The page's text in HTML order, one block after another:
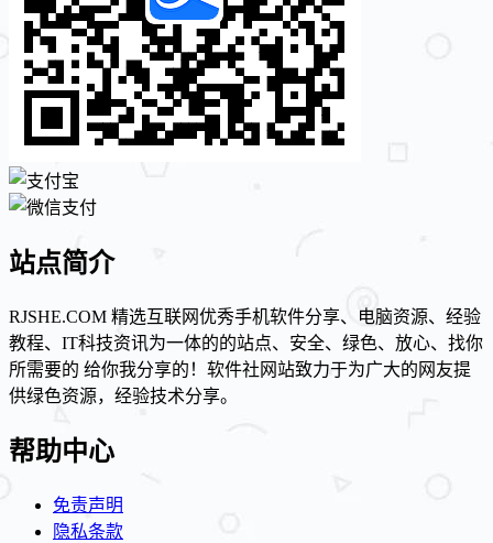
站点简介
RJSHE.COM 精选互联网优秀手机软件分享、电脑资源、经验
教程、IT科技资讯为一体的的站点、安全、绿色、放心、找你
所需要的 给你我分享的！软件社网站致力于为广大的网友提
供绿色资源，经验技术分享。
帮助中心
免责声明
隐私条款